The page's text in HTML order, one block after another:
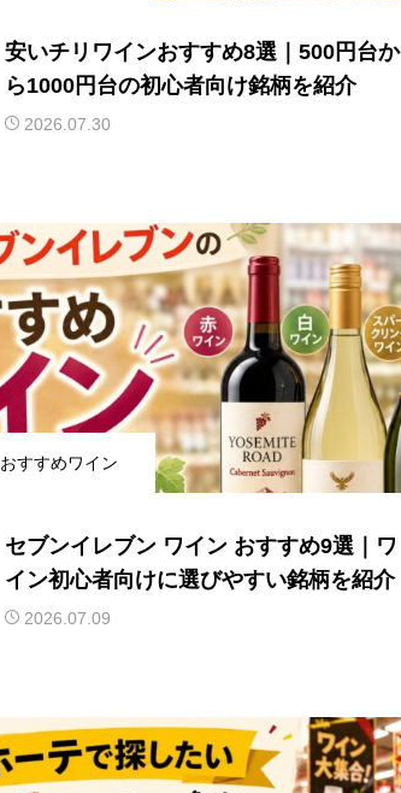
安いチリワインおすすめ8選｜500円台か
ら1000円台の初心者向け銘柄を紹介
2026.07.30
おすすめワイン
セブンイレブン ワイン おすすめ9選｜ワ
イン初心者向けに選びやすい銘柄を紹介
2026.07.09